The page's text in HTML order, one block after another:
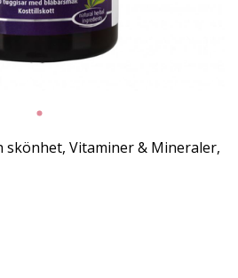
skönhet, Vitaminer & Mineraler,